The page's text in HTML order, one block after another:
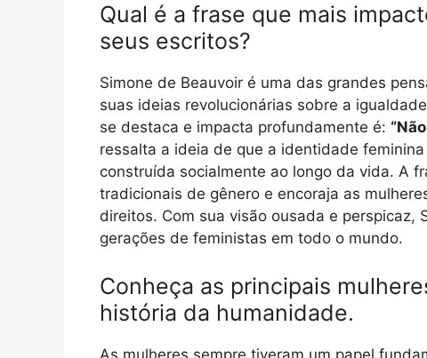
Qual é a frase que mais
seus escritos?
Simone de Beauvoir é uma das grandes
suas ideias revolucionárias sobre a
se destaca e impacta profundamente é:
ressalta a ideia de que a identidade
construída socialmente ao longo da vida. A
tradicionais de gênero e encoraja as
direitos. Com sua visão ousada e perspicaz,
gerações de feministas em todo o mundo.
Conheça as principais
história da humanidade.
As mulheres sempre tiveram um papel